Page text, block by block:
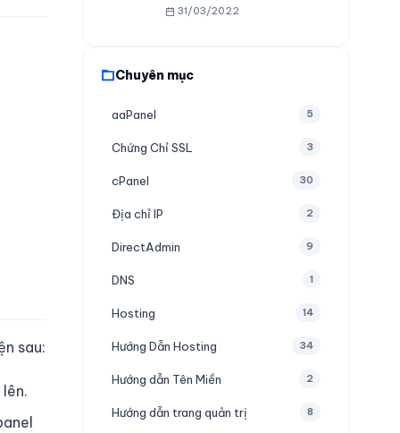
sau:
31/03/2022
Chuyên mục
aaPanel 5
Chứng Chỉ SSL 3
cPanel 30
Địa chỉ IP 2
DirectAdmin 9
DNS 1
Hosting 14
Hướng Dẫn Hosting 34
Hướng dẫn Tên Miền 2
Hướng dẫn trang quản trị 8